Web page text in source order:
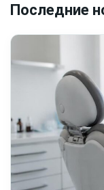
Последние